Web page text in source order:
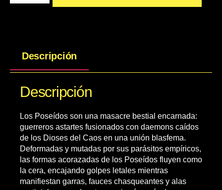
Descripción
Descripción
Los Poseídos son una masacre bestial encarnada:
guerreros astartes fusionados con daemons caídos
de los Dioses del Caos en una unión blasfema.
Deformadas y mutadas por sus parásitos empíricos,
las formas acorazadas de los Poseídos fluyen como
la cera, encajando golpes letales mientras
manifiestan garras, fauces chasqueantes y alas